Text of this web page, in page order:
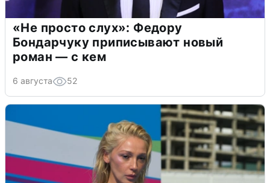
«Не просто слух»: Федору
Бондарчуку приписывают новый
роман — с кем
6 августа 52